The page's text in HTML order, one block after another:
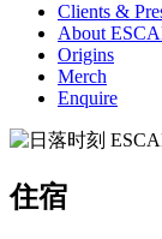
Clients &
About
Origins
Merch
Enquire
住宿